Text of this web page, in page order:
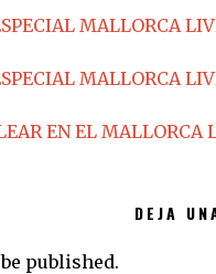
MALLORCA
MALLORCA
EN EL MALLORCA
DEJA
published.